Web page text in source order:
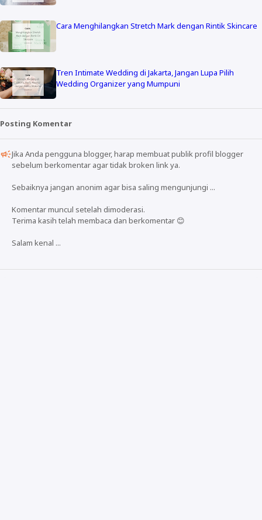
Cara Menghilangkan Stretch Mark dengan Rintik Skincare
Tren Intimate Wedding di Jakarta, Jangan Lupa Pilih
Wedding Organizer yang Mumpuni
Posting Komentar
Jika Anda pengguna blogger, harap membuat publik profil blogger
sebelum berkomentar agar tidak broken link ya.
Sebaiknya jangan anonim agar bisa saling mengunjungi ...
Komentar muncul setelah dimoderasi.
Terima kasih telah membaca dan berkomentar 😊
Salam kenal ...